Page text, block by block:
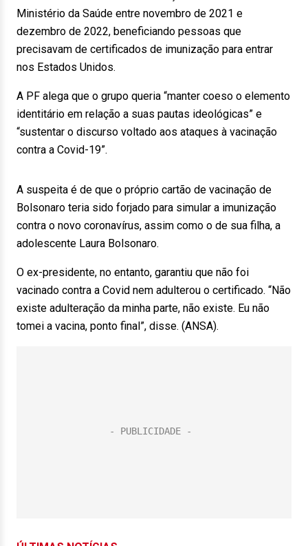
Ministério da Saúde entre novembro de 2021 e
dezembro de 2022, beneficiando pessoas que
precisavam de certificados de imunização para entrar
nos Estados Unidos.
A PF alega que o grupo queria “manter coeso o elemento
identitário em relação a suas pautas ideológicas” e
“sustentar o discurso voltado aos ataques à vacinação
contra a Covid-19”.
A suspeita é de que o próprio cartão de vacinação de
Bolsonaro teria sido forjado para simular a imunização
contra o novo coronavírus, assim como o de sua filha, a
adolescente Laura Bolsonaro.
O ex-presidente, no entanto, garantiu que não foi
vacinado contra a Covid nem adulterou o certificado. “Não
existe adulteração da minha parte, não existe. Eu não
tomei a vacina, ponto final”, disse. (ANSA).